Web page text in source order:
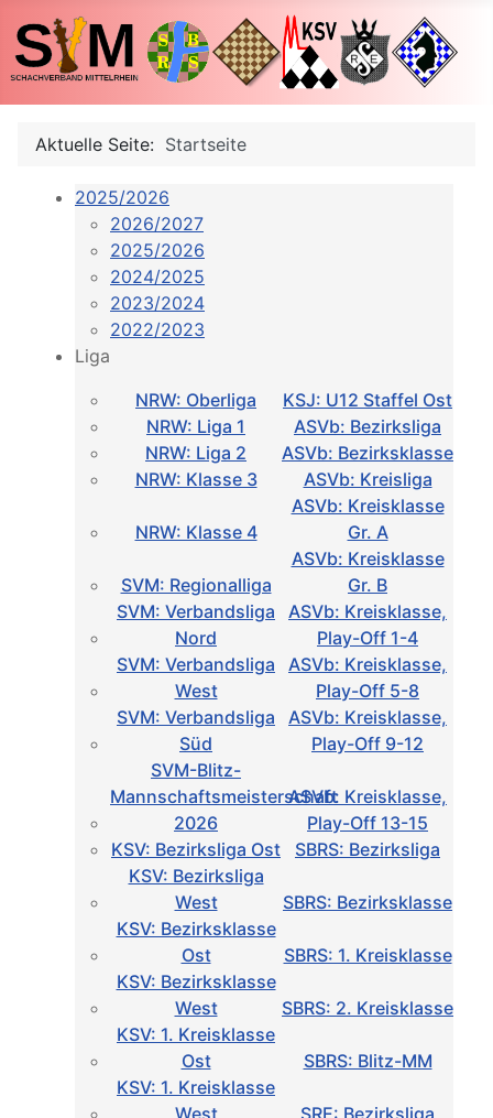
Aktuelle Seite: Startseite
2025/2026
2026/2027
2025/2026
2024/2025
2023/2024
2022/2023
Liga
NRW: Oberliga
KSJ: U12 Staffel Ost
NRW: Liga 1
ASVb: Bezirksliga
NRW: Liga 2
ASVb: Bezirksklasse
NRW: Klasse 3
ASVb: Kreisliga
NRW: Klasse 4
ASVb: Kreisklasse
Gr. A
SVM: Regionalliga
ASVb: Kreisklasse
Gr. B
SVM: Verbandsliga
Nord
ASVb: Kreisklasse,
Play-Off 1-4
SVM: Verbandsliga
West
ASVb: Kreisklasse,
Play-Off 5-8
SVM: Verbandsliga
Süd
ASVb: Kreisklasse,
Play-Off 9-12
SVM-Blitz-
Mannschaftsmeisterschaft
2026
ASVb: Kreisklasse,
Play-Off 13-15
KSV: Bezirksliga Ost
SBRS: Bezirksliga
KSV: Bezirksliga
West
SBRS: Bezirksklasse
KSV: Bezirksklasse
Ost
SBRS: 1. Kreisklasse
KSV: Bezirksklasse
West
SBRS: 2. Kreisklasse
KSV: 1. Kreisklasse
Ost
SBRS: Blitz-MM
KSV: 1. Kreisklasse